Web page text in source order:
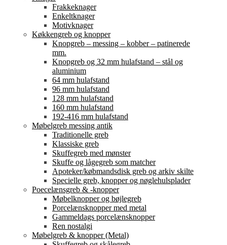
Frakkeknager
Enkeltknager
Motivknager
Køkkengreb og knopper
Knopgreb – messing – kobber – patinerede
mm.
Knopgreb og 32 mm hulafstand – stål og
aluminium
64 mm hulafstand
96 mm hulafstand
128 mm hulafstand
160 mm hulafstand
192-416 mm hulafstand
Møbelgreb messing antik
Traditionelle greb
Klassiske greb
Skuffegreb med mønster
Skuffe og lågegreb som matcher
Apoteker/købmandsdisk greb og arkiv skilte
Specielle greb, knopper og nøglehulsplader
Poecelænsgreb & -knopper
Møbelknopper og bøjlegreb
Porcelænsknopper med metal
Gammeldags porcelænsknopper
Ren nostalgi
Møbelgreb & knopper (Metal)